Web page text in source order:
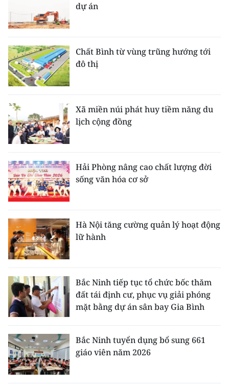
dự án
Chất Bình từ vùng trũng hướng tới
đô thị
Xã miền núi phát huy tiềm năng du
lịch cộng đồng
Hải Phòng nâng cao chất lượng đời
sống văn hóa cơ sở
Hà Nội tăng cường quản lý hoạt động
lữ hành
Bắc Ninh tiếp tục tổ chức bốc thăm
đất tái định cư, phục vụ giải phóng
mặt bằng dự án sân bay Gia Bình
Bắc Ninh tuyển dụng bổ sung 661
giáo viên năm 2026